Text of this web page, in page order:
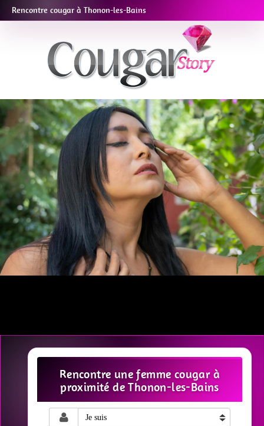
Rencontre cougar à Thonon-les-Bains
Rencontre une femme cougar à
proximité de Thonon-les-Bains